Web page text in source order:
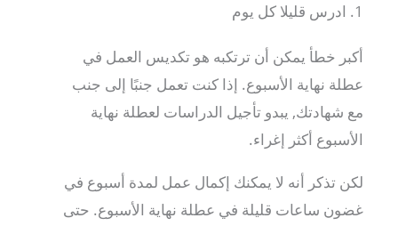
1. ادرس قليلا كل يوم
أكبر خطأ يمكن أن ترتكبه هو تكديس العمل في
عطلة نهاية الأسبوع. إذا كنت تعمل جنبًا إلى جنب
مع شهادتك, يبدو تأجيل الدراسات لعطلة نهاية
الأسبوع أكثر إغراء.
لكن تذكر أنه لا يمكنك إكمال عمل لمدة أسبوع في
غضون ساعات قليلة في عطلة نهاية الأسبوع. حتى